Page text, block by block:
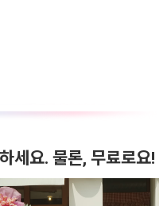
세요. 물론, 무료로요!